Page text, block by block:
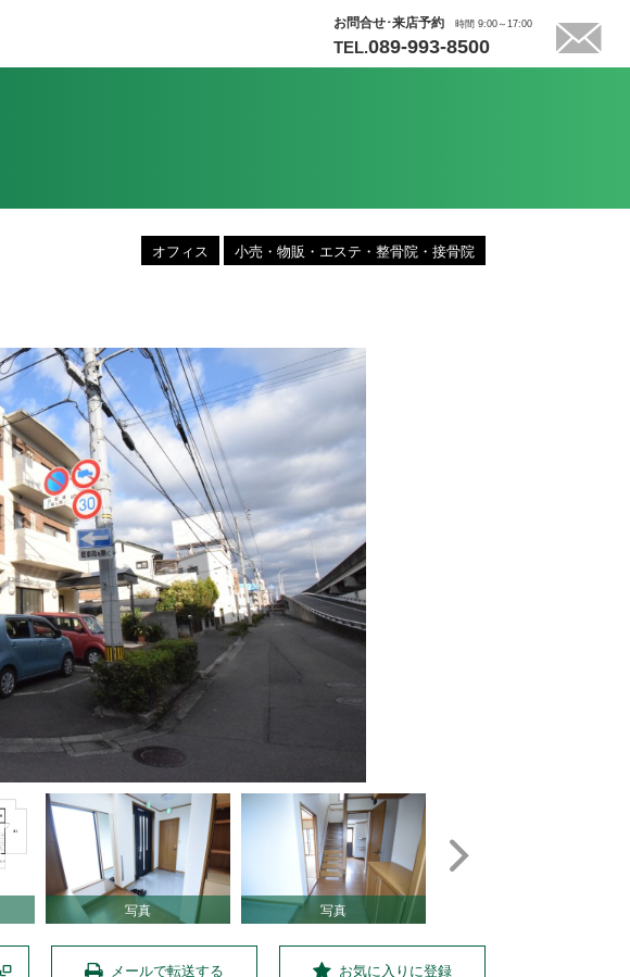
お問合せ･来店予約 時間 9:00～17:00
TEL.089-993-8500
オフィス 小売・物販・エステ・整骨院・接骨院
写真 写真
メールで転送する お気に入りに登録